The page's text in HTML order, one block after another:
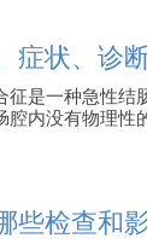
症状、诊
征是一种急性结
内没有物理性的
些检查和